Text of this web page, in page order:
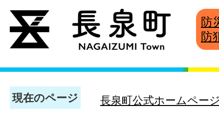
防
防
現在のページ 長泉町公式ホームペー